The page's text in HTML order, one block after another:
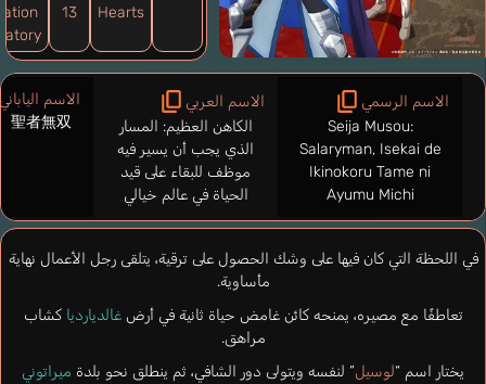
Hearts
13
في اللحظة التي كان فيها على وشك الحصول على ترقية، يتلقى رجل الأعمال نهاية
مأساوية.
تعاطفًا مع مصيره، يمنحه كائن غامض حياة ثانية في أرضغالديارديا كشاب
مراهق.
يختار اسم “لوسيل” لنفسه ويتولى دور الشافي، ثم ينطلق نحو بلدة ميراتوني
الاسم الرسمي
Seija Musou:
Salaryman, Isekai de
Ikinokoru Tame ni
Ayumu Michi
الاسم العربي
الكاهن العظيم: المسار
الذي يجب أن يسير فيه
موظف للبقاء على قيد
الحياة في عالم خيالي
الاسم الياباني
聖者無双